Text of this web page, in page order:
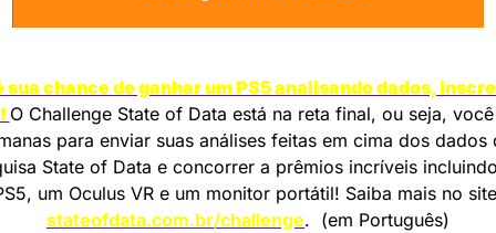
sua chance de ganhar um PS5 analisando dados,
O Challenge State of Data está na reta final, ou seja,
para enviar suas análises feitas em cima dos dados
State of Data e concorrer a prêmios incríveis
stateofdata.com.br/challenge.  (em Português)